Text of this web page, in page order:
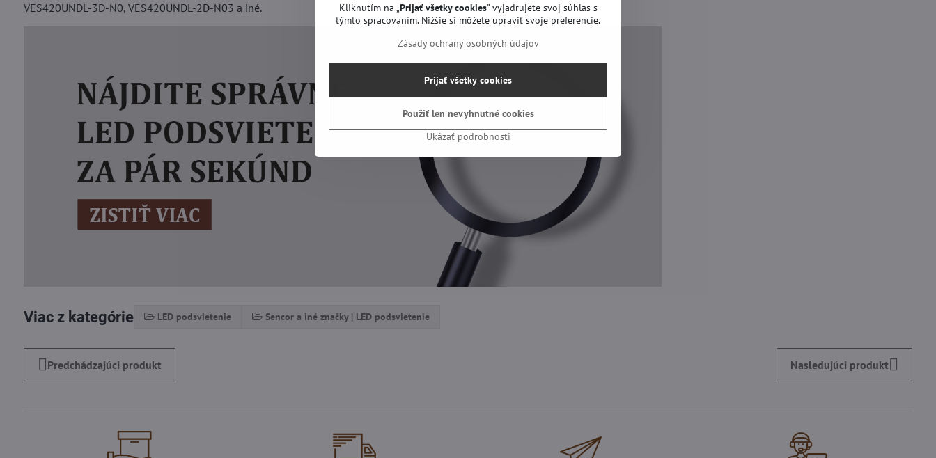
VES420UNDL-3D-N0, VES420UNDL-2D-N03 a iné.
Viac z kategórie LED podsvietenie Sencor a iné značky | LED podsvietenie
Predchádzajúci produkt Nasledujúci produkt
Kliknutím na „ Prijať všetky cookies" vyjadrujete svoj súhlas s
týmto spracovaním. Nižšie si môžete upraviť svoje preferencie.
Zásady ochrany osobných údajov
Ukázať podrobnosti
Prijať všetky cookies
Použiť len nevyhnutné cookies